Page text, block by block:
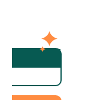
R$ 39,78